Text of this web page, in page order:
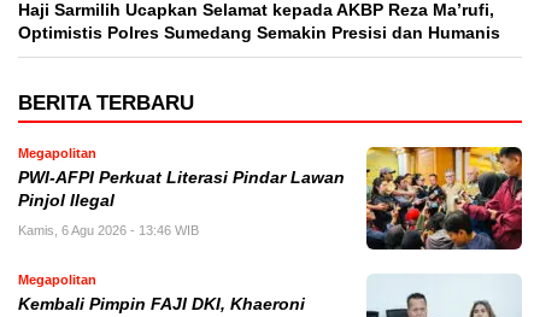
Haji Sarmilih Ucapkan Selamat kepada AKBP Reza Ma’rufi,
Optimistis Polres Sumedang Semakin Presisi dan Humanis
BERITA TERBARU
Megapolitan
PWI-AFPI Perkuat Literasi Pindar Lawan
Pinjol Ilegal
Kamis, 6 Agu 2026 - 13:46 WIB
Megapolitan
Kembali Pimpin FAJI DKI, Khaeroni